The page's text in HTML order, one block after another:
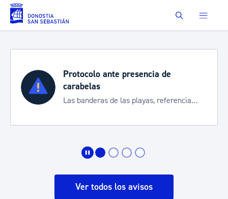
Saltar al contenido principal Buscar
Protocolo ante presencia de
carabelas
Las banderas de las playas, referencia
Ver todos los avisos